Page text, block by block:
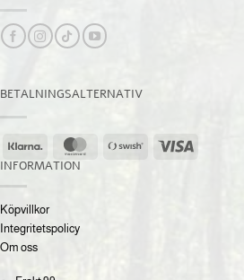
BETALNINGSALTERNATIV
Klarna MasterCardSwish
INFORMATION
Köpvillkor
Integritetspolicy
Om oss